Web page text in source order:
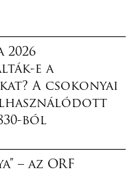
e a
A csokonyai
ból
– az ORF